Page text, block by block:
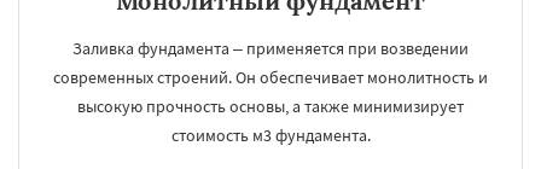
Заливка фундамента – применяется при возведении
современных строений. Он обеспечивает монолитность и
высокую прочность основы, а также минимизирует
стоимость м3 фундамента.